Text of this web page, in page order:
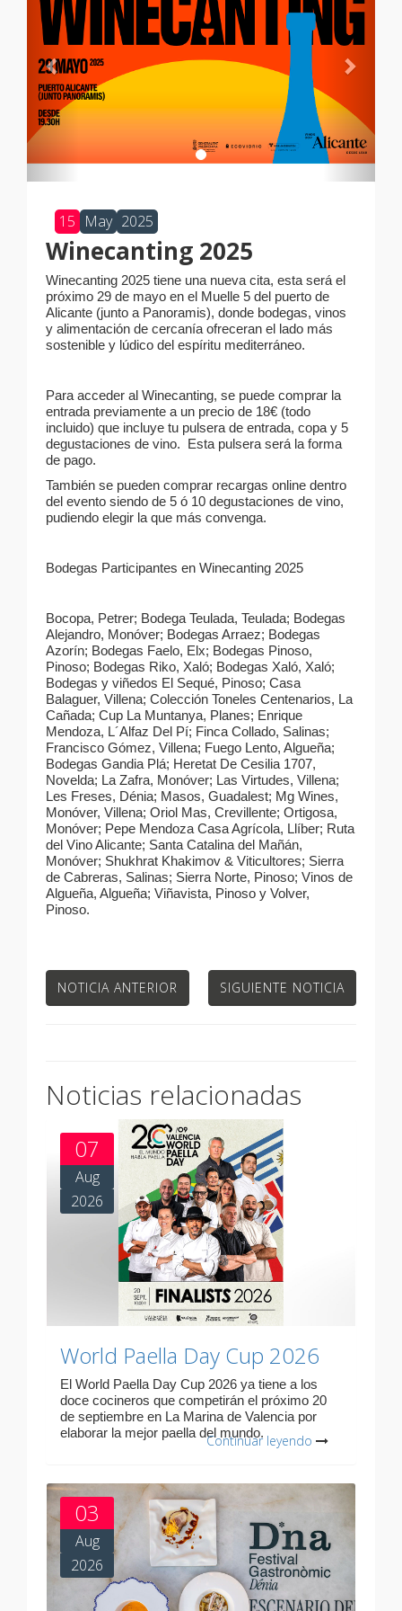
15 May 2025
Winecanting 2025
Winecanting 2025 tiene una nueva cita, esta será el
próximo 29 de mayo en el Muelle 5 del puerto de
Alicante (junto a Panoramis), donde bodegas, vinos
y alimentación de cercanía ofreceran el lado más
sostenible y lúdico del espíritu mediterráneo.
Para acceder al Winecanting, se puede comprar la
entrada previamente a un precio de 18€ (todo
incluido) que incluye tu pulsera de entrada, copa y 5
degustaciones de vino.
Esta pulsera será la forma
de pago.
También se pueden comprar recargas online dentro
del evento siendo de 5 ó 10 degustaciones de vino,
pudiendo elegir la que más convenga.
Bodegas Participantes en Winecanting 2025
Bocopa, Petrer; Bodega Teulada, Teulada; Bodegas
Alejandro, Monóver; Bodegas Arraez; Bodegas
Azorín; Bodegas Faelo, Elx; Bodegas Pinoso,
Pinoso; Bodegas Riko, Xaló; Bodegas Xaló, Xaló;
Bodegas y viñedos El Sequé, Pinoso; Casa
Balaguer, Villena; Colección Toneles Centenarios, La
Cañada; Cup La Muntanya, Planes; Enrique
Mendoza, L´Alfaz Del Pí; Finca Collado, Salinas;
Francisco Gómez, Villena; Fuego Lento, Algueña;
Bodegas Gandia Plá; Heretat De Cesilia 1707,
Novelda; La Zafra, Monóver; Las Virtudes, Villena;
Les Freses, Dénia; Masos, Guadalest; Mg Wines,
Monóver, Villena; Oriol Mas, Crevillente; Ortigosa,
Monóver; Pepe Mendoza Casa Agrícola, Llíber; Ruta
del Vino Alicante; Santa Catalina del Mañán,
Monóver; Shukhrat Khakimov & Viticultores; Sierra
de Cabreras, Salinas; Sierra Norte, Pinoso; Vinos de
Algueña, Algueña; Viñavista, Pinoso y Volver,
Pinoso.
NOTICIA ANTERIOR SIGUIENTE NOTICIA
Noticias relacionadas
07
Aug
2026
World Paella Day Cup 2026
El World Paella Day Cup 2026 ya tiene a los
doce cocineros que competirán el próximo 20
de septiembre en La Marina de Valencia por
elaborar la mejor paella del mundo.
Continuar leyendo
03
Aug
2026